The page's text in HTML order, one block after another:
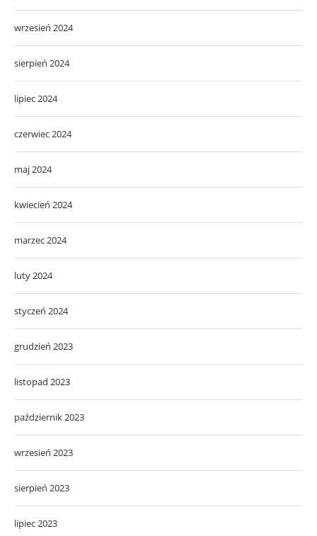
wrzesień 2024
sierpień 2024
lipiec 2024
czerwiec 2024
maj 2024
kwiecień 2024
marzec 2024
luty 2024
styczeń 2024
grudzień 2023
listopad 2023
październik 2023
wrzesień 2023
sierpień 2023
lipiec 2023